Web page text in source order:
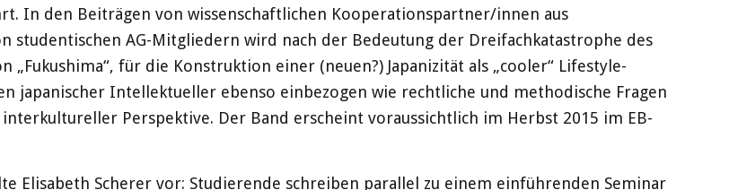
In den Beiträgen von wissenschaftlichen Kooperationspartner/innen aus
studentischen AG-Mitgliedern wird nach der Bedeutung der Dreifachkatastrophe des
für die Konstruktion einer (neuen?) Japanizität als „cooler“ Lifestyle-
japanischer Intellektueller ebenso einbezogen wie rechtliche und methodische Fragen
Perspektive. Der Band erscheint voraussichtlich im Herbst 2015 im EB-
Elisabeth Scherer vor: Studierende schreiben parallel zu einem einführenden Seminar